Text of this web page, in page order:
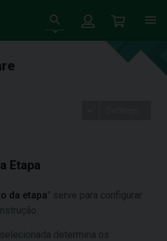
Etapa
da etapa" serve para configurar
selecionada determina os